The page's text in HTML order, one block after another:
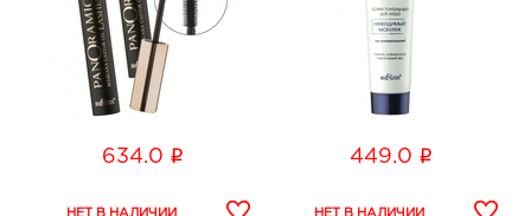
634.0 i 449.0 i